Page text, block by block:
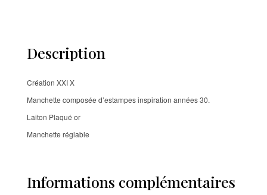
Description
Création XXI X
Manchette composée d’estampes inspiration années 30.
Laiton Plaqué or
Manchette réglable
Informations complémentaires